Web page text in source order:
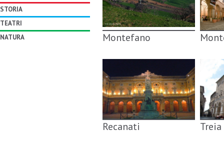
STORIA
TEATRI
NATURA
Montefano
Recanati Treia